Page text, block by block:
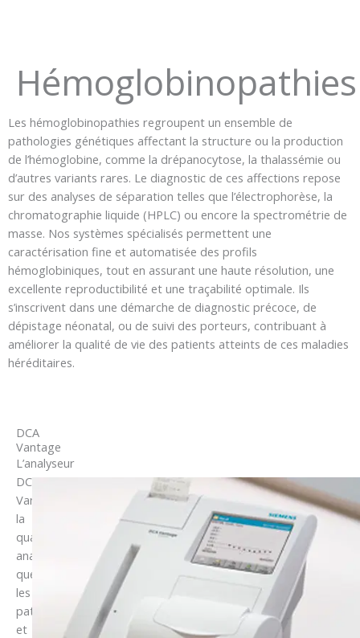
Hémoglobinopathies
Les hémoglobinopathies regroupent un ensemble de
pathologies génétiques affectant la structure ou la production
de l’hémoglobine, comme la drépanocytose, la thalassémie ou
d’autres variants rares. Le diagnostic de ces affections repose
sur des analyses de séparation telles que l’électrophorèse, la
chromatographie liquide (HPLC) ou encore la spectrométrie de
masse. Nos systèmes spécialisés permettent une
caractérisation fine et automatisée des profils
hémoglobiniques, tout en assurant une haute résolution, une
excellente reproductibilité et une traçabilité optimale. Ils
s’inscrivent dans une démarche de diagnostic précoce, de
dépistage néonatal, ou de suivi des porteurs, contribuant à
améliorer la qualité de vie des patients atteints de ces maladies
héréditaires.
DCA
Vantage
L’analyseur
DCA
Vantage offre
la
qualité
analytique
que
les
patients
et